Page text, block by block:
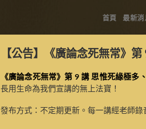
首頁 最新消
金剛
【公告】 《廣論念死無常》第
《廣論念死無常》第 9 講 思惟死緣極多
長用生命為我們宣講的無上法寶！
發布方式：不定期更新。每一講經老師